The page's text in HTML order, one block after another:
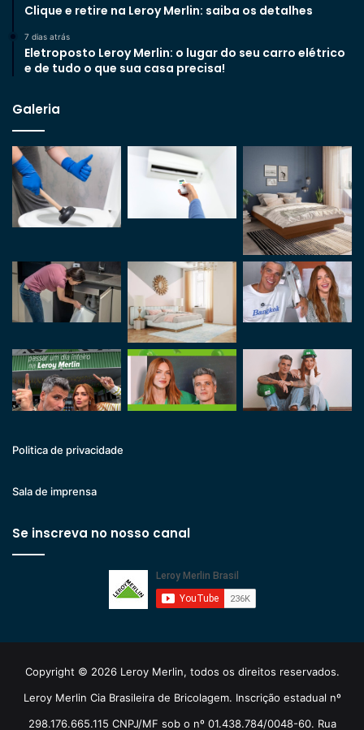
Clique e retire na Leroy Merlin: saiba os detalhes
7 dias atrás
Eletroposto Leroy Merlin: o lugar do seu carro elétrico
e de tudo o que sua casa precisa!
Galeria
Politica de privacidade
Sala de imprensa
Se inscreva no nosso canal
Copyright © 2026 Leroy Merlin, todos os direitos reservados.
Leroy Merlin Cia Brasileira de Bricolagem. Inscrição estadual nº
298.176.665.115 CNPJ/MF sob o nº 01.438.784/0048-60. Rua